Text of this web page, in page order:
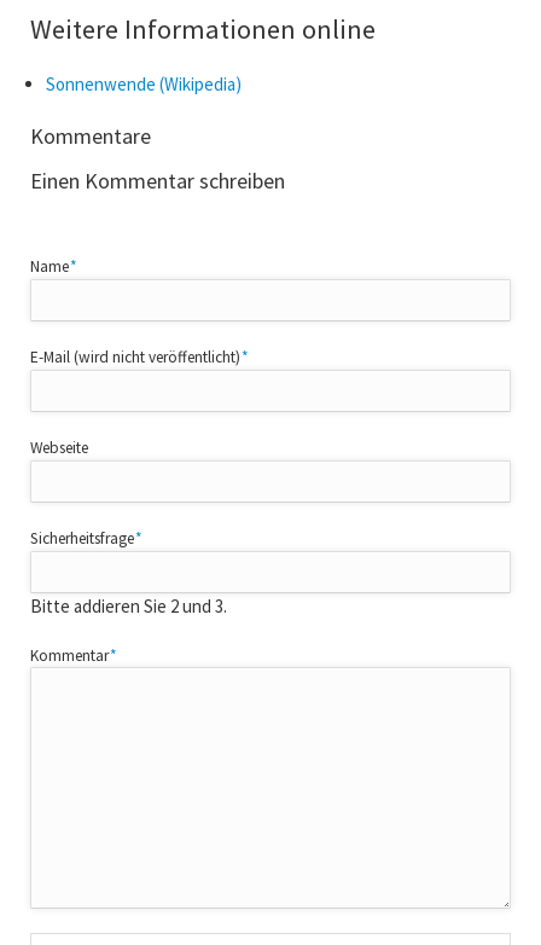
Weitere Informationen online
Sonnenwende (Wikipedia)
Kommentare
Einen Kommentar schreiben
Pflichtfeld
Name*
Pflichtfeld
E-Mail (wird nicht veröffentlicht)*
Webseite
Pflichtfeld
Sicherheitsfrage*
Bitte addieren Sie 2 und 3.
Pflichtfeld
Kommentar*